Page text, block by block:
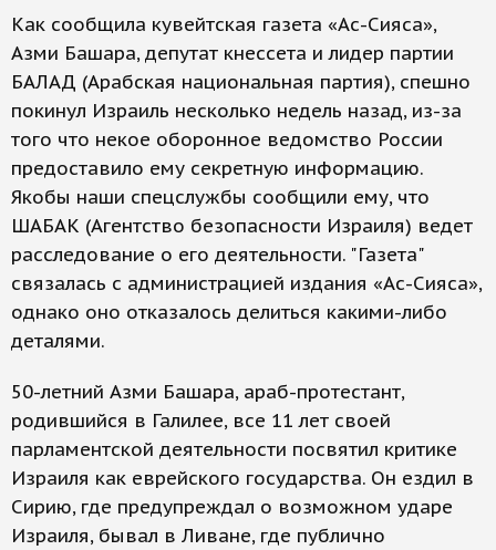
Как сообщила кувейтская газета «Ас-Сияса»,
Азми Башара, депутат кнессета и лидер партии
БАЛАД (Арабская национальная партия), спешно
покинул Израиль несколько недель назад, из-за
того что некое оборонное ведомство России
предоставило ему секретную информацию.
Якобы наши спецслужбы сообщили ему, что
ШАБАК (Агентство безопасности Израиля) ведет
расследование о его деятельности. "Газета"
связалась с администрацией издания «Ас-Сияса»,
однако оно отказалось делиться какими-либо
деталями.
50-летний Азми Башара, араб-протестант,
родившийся в Галилее, все 11 лет своей
парламентской деятельности посвятил критике
Израиля как еврейского государства. Он ездил в
Сирию, где предупреждал о возможном ударе
Израиля, бывал в Ливане, где публично